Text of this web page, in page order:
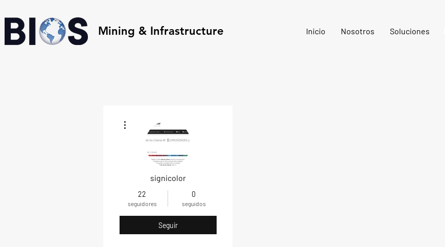
Mining & Infrastructure Inicio Nosotros Soluciones
signicolor
22
seguidores
0
seguidos
Seguir